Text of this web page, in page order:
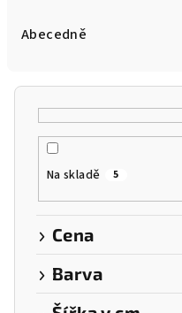
Abecedně
Na skladě 5
Cena
Barva